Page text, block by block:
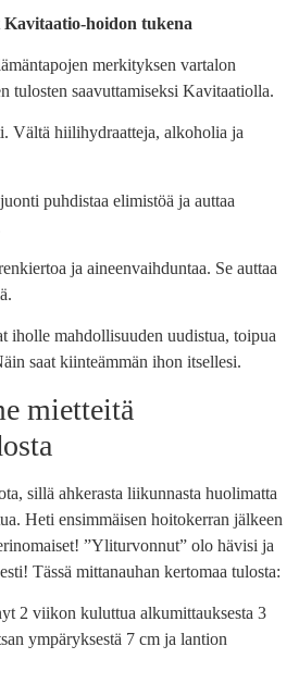
Kavitaatio-hoidon tukena
merkityksen vartalon
tulosten saavuttamiseksi Kavitaatiolla.
Vältä hiilihydraatteja, alkoholia ja
puhdistaa elimistöä ja auttaa
ja aineenvaihduntaa. Se auttaa
iholle mahdollisuuden uudistua, toipua
saat kiinteämmän ihon itsellesi.
mietteitä
sillä ahkerasta liikunnasta huolimatta
Heti ensimmäisen hoitokerran jälkeen
”Yliturvonnut” olo hävisi ja
Tässä mittanauhan kertomaa tulosta:
2 viikon kuluttua alkumittauksesta 3
ympäryksestä 7 cm ja lantion